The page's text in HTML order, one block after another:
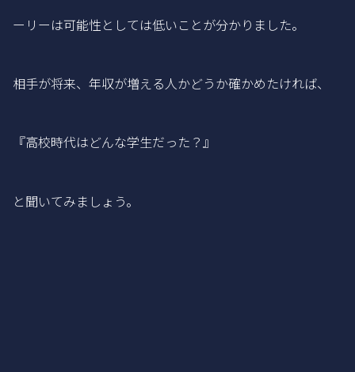
ーリーは可能性としては低いことが分かりました。
相手が将来、年収が増える人かどうか確かめたければ、
『高校時代はどんな学生だった？』
と聞いてみましょう。